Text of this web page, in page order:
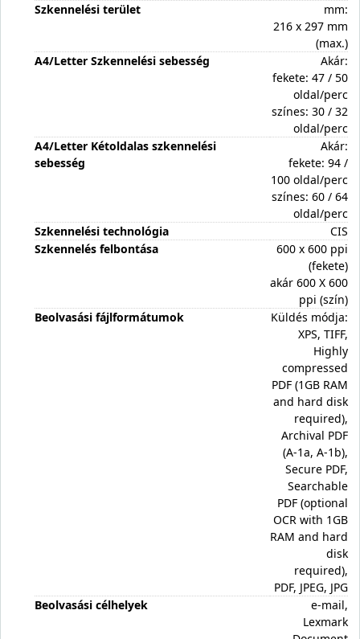
Szkennelési terület
mm:
216 x 297 mm
(max.)
A4/Letter Szkennelési sebesség
Akár:
fekete: 47 / 50
oldal/perc
színes: 30 / 32
oldal/perc
A4/Letter Kétoldalas szkennelési
sebesség
Akár:
fekete: 94 /
100 oldal/perc
színes: 60 / 64
oldal/perc
Szkennelési technológia
CIS
Szkennelés felbontása
600 x 600 ppi
(fekete)
akár 600 X 600
ppi (szín)
Beolvasási fájlformátumok
Küldés módja:
XPS, TIFF,
Highly
compressed
PDF (1GB RAM
and hard disk
required),
Archival PDF
(A-1a, A-1b),
Secure PDF,
Searchable
PDF (optional
OCR with 1GB
RAM and hard
disk
required),
PDF, JPEG, JPG
Beolvasási célhelyek
e-mail,
Lexmark